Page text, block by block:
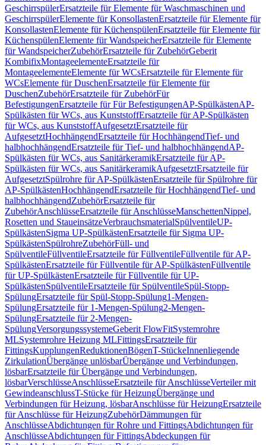
GeschirrspülerErsatzteile für Elemente für Waschmaschinen und
GeschirrspülerElemente für KonsollastenErsatzteile für Elemente für
KonsollastenElemente für KüchenspülenErsatzteile für Elemente für
KüchenspülenElemente für WandspeicherErsatzteile für Elemente
für WandspeicherZubehörErsatzteile für ZubehörGeberit
KombifixMontageelementeErsatzteile für
MontageelementeElemente für WCsErsatzteile für Elemente für
WCsElemente für DuschenErsatzteile für Elemente für
DuschenZubehörErsatzteile für ZubehörFür
BefestigungenErsatzteile für Für BefestigungenAP-SpülkästenAP-
Spülkästen für WCs, aus KunststoffErsatzteile für AP-Spülkästen
für WCs, aus KunststoffAufgesetztErsatzteile für
AufgesetztHochhängendErsatzteile für HochhängendTief- und
halbhochhängendErsatzteile für Tief- und halbhochhängendAP-
Spülkästen für WCs, aus SanitärkeramikErsatzteile für AP-
Spülkästen für WCs, aus SanitärkeramikAufgesetztErsatzteile für
AufgesetztSpülrohre für AP-SpülkästenErsatzteile für Spülrohre für
AP-SpülkästenHochhängendErsatzteile für HochhängendTief- und
halbhochhängendZubehörErsatzteile für
ZubehörAnschlüsseErsatzteile für AnschlüsseManschettenNippel,
Rosetten und StaueinsätzeVerbrauchsmaterialSpülventileUP-
SpülkästenSigma UP-SpülkästenErsatzteile für Sigma UP-
SpülkästenSpülrohreZubehörFüll- und
SpülventileFüllventileErsatzteile für FüllventileFüllventile für AP-
SpülkästenErsatzteile für Füllventile für AP-SpülkästenFüllventile
für UP-SpülkästenErsatzteile für Füllventile für UP-
SpülkästenSpülventileErsatzteile für SpülventileSpül-Stopp-
SpülungErsatzteile für Spül-Stopp-Spülung1-Mengen-
SpülungErsatzteile für 1-Mengen-Spülung2-Mengen-
SpülungErsatzteile für 2-Mengen-
SpülungVersorgungssystemeGeberit FlowFitSystemrohre
MLSystemrohre Heizung MLFittingsErsatzteile für
FittingsKupplungenReduktionenBögenT-StückeInnenliegende
ZirkulationÜbergänge unlösbarÜbergänge und Verbindungen,
lösbarErsatzteile für Übergänge und Verbindungen,
lösbarVerschlüsseAnschlüsseErsatzteile für AnschlüsseVerteiler mit
GewindeanschlussT-Stücke für HeizungÜbergänge und
Verbindungen für Heizung, lösbarAnschlüsse für HeizungErsatzteile
für Anschlüsse für HeizungZubehörDämmungen für
AnschlüsseAbdichtungen für Rohre und FittingsAbdichtungen für
AnschlüsseAbdichtungen für FittingsAbdeckungen für